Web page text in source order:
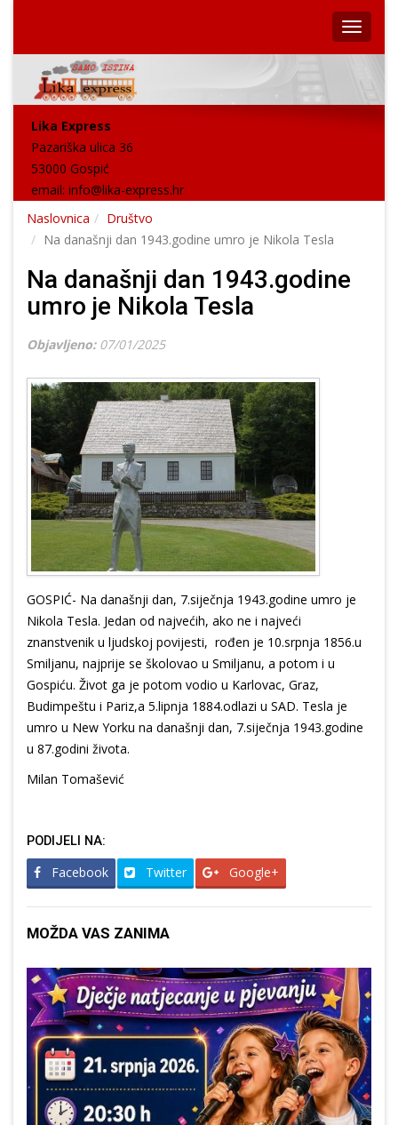
Lika Express
Pazariška ulica 36
53000 Gospić
email: info@lika-express.hr
Naslovnica
Društvo
Na današnji dan 1943.godine umro je Nikola Tesla
Na današnji dan 1943.godine
umro je Nikola Tesla
Objavljeno: 07/01/2025
GOSPIĆ- Na današnji dan, 7.siječnja 1943.godine umro je
Nikola Tesla. Jedan od najvećih, ako ne i najveći
znanstvenik u ljudskoj povijesti, rođen je 10.srpnja 1856.u
Smiljanu, najprije se školovao u Smiljanu, a potom i u
Gospiću. Život ga je potom vodio u Karlovac, Graz,
Budimpeštu i Pariz,a 5.lipnja 1884.odlazi u SAD. Tesla je
umro u New Yorku na današnji dan, 7.siječnja 1943.godine
u 87.godini života.
Milan Tomašević
PODIJELI NA:
Facebook Twitter Google+
MOŽDA VAS ZANIMA